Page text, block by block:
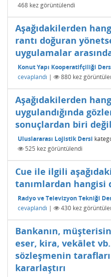
468 kez görüntülendi
Aşağıdakilerden
rantı doğuran
uygulamalar
Konut Yapı Kooperatifçiliği
cevaplandı | 880 kez
Aşağıdakilerden
uygulandığında
sonuçlardan biri
Uluslararası Lojistik Dersi
525 kez görüntülendi
Cue ile ilgili aşağıdaki
tanımlardan hangisi
Radyo ve Televizyon Tekniği
cevaplandı | 430 kez
Bankanın,
eser, kira, vekâlet
sözleşmenin
kararlaştırı